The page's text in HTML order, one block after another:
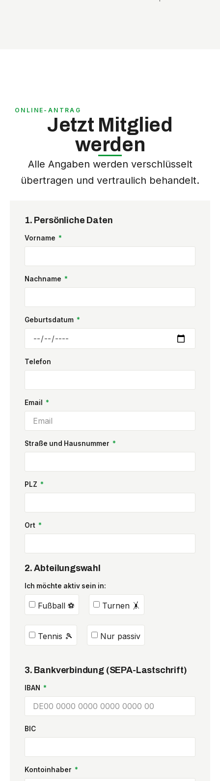
ONLINE-ANTRAG
Jetzt Mitglied
werden
Alle Angaben werden verschlüsselt
übertragen und vertraulich behandelt.
1. Persönliche Daten
Vorname
Nachname
Geburtsdatum
Telefon
Email
Straße und Hausnummer
PLZ
Ort
2. Abteilungswahl
Ich möchte aktiv sein in:
Fußball ⚽ Turnen 🤸
Tennis 🎾 Nur passiv
3. Bankverbindung (SEPA-Lastschrift)
IBAN
BIC
Kontoinhaber